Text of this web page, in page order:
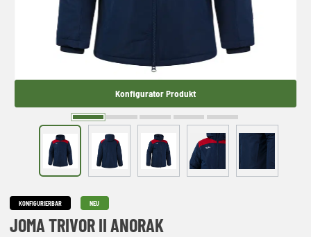
Konfigurator Produkt
KONFIGURIERBAR NEU
JOMA TRIVOR II ANORAK